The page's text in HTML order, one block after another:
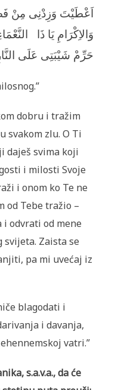
اَعْطَيْتَ وَزِدْنِى مِنْ
وَالاِكْرَامِ يَا ذَا
حَرِّمْ شَيْبَتِى عَلَى النَّارِ
dobru i tražim
svakom zlu. O Ti
daješ svima koji
i milosti Svoje
i onom ko Te ne
od Tebe tražio –
i odvrati od mene
svijeta. Zaista se
pa mi uvećaj iz
blagodati i
i davanja,
vatri.”
s.a.v.a., da će